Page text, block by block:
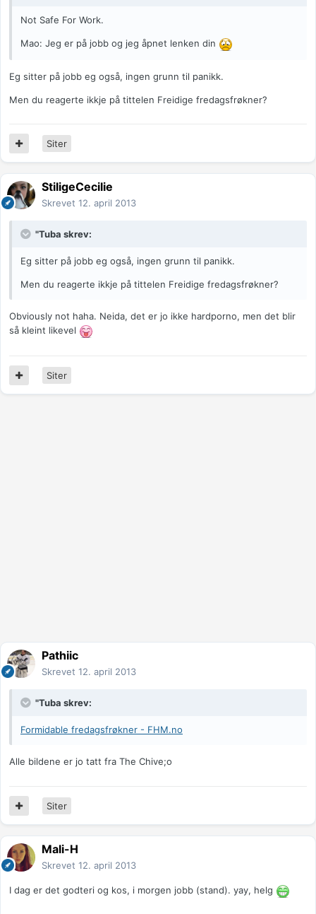
Not Safe For Work.
Mao: Jeg er på jobb og jeg åpnet lenken din
Eg sitter på jobb eg også, ingen grunn til panikk.
Men du reagerte ikkje på tittelen Freidige fredagsfrøkner?
Siter
StiligeCecilie
Skrevet 12. april 2013
"Tuba skrev:
Eg sitter på jobb eg også, ingen grunn til panikk.
Men du reagerte ikkje på tittelen Freidige fredagsfrøkner?
Obviously not haha. Neida, det er jo ikke hardporno, men det blir
så kleint likevel
Siter
Pathiic
Skrevet 12. april 2013
"Tuba skrev:
Formidable fredagsfrøkner - FHM.no
Alle bildene er jo tatt fra The Chive;o
Siter
Mali-H
Skrevet 12. april 2013
I dag er det godteri og kos, i morgen jobb (stand). yay, helg